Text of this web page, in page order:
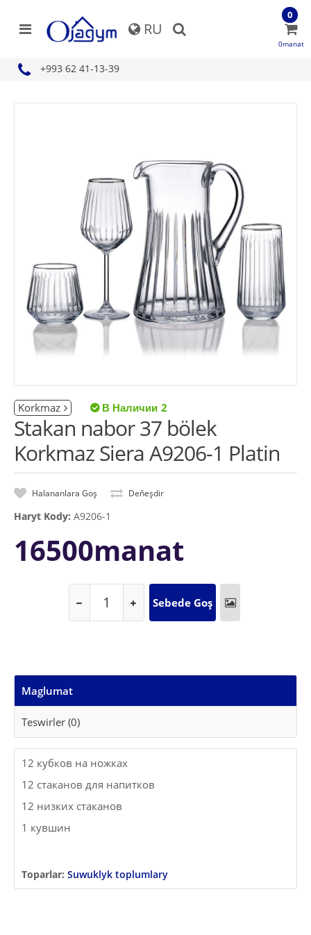
RU
+993 62 41-13-39
0
0manat
Korkmaz 2
Stakan nabor 37 bölek
Korkmaz Siera A9206-1 Platin
Halananlara Goş Deňeşdir
Haryt Kody: A9206-1
16500manat
Maglumat
Teswirler (0)
12 кубков на ножках
12 стаканов для напитков
12 низких стаканов
1 кувшин
Toparlar: Suwuklyk toplumlary